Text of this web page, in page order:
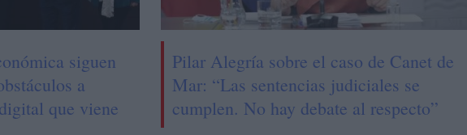
siguen
a
que viene
Pilar Alegría sobre el caso de Canet de
Mar: “Las sentencias judiciales se
cumplen. No hay debate al respecto”